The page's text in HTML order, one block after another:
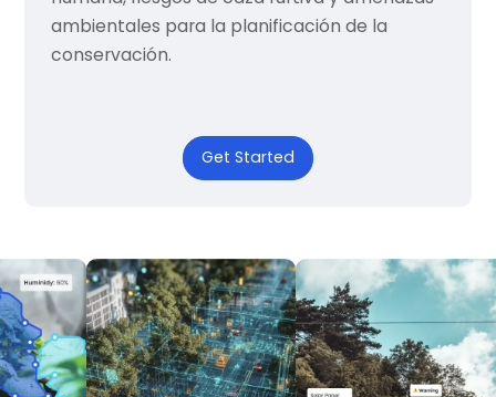
ambientales para la planificación de la
conservación.
Get Started